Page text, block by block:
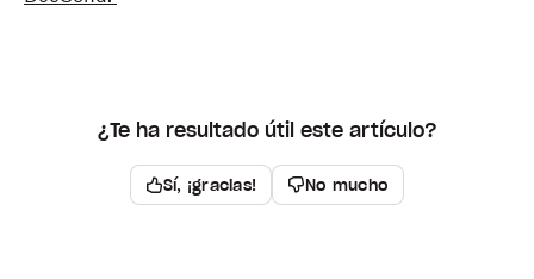
¿Te ha resultado útil este artículo?
Sí, ¡gracias! No mucho